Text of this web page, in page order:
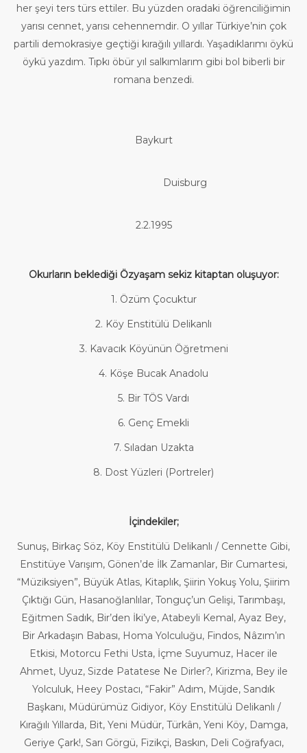
her şeyi ters türs ettiler. Bu yüzden oradaki öğrenciliğimin
yarısı cennet, yarısı cehennemdir. O yıllar Türkiye’nin çok
partili demokrasiye geçtiği kırağılı yıllardı. Yaşadıklarımı öykü
öykü yazdım. Tıpkı öbür yıl salkımlarım gibi bol biberli bir
romana benzedi.
Baykurt
Duisburg
2.2.1995
Okurların beklediği Özyaşam sekiz kitaptan oluşuyor:
1. Özüm Çocuktur
2. Köy Enstitülü Delikanlı
3. Kavacık Köyünün Öğretmeni
4. Köşe Bucak Anadolu
5. Bir TÖS Vardı
6. Genç Emekli
7. Sıladan Uzakta
8. Dost Yüzleri (Portreler)
İçindekiler;
Sunuş, Birkaç Söz, Köy Enstitülü Delikanlı / Cennette Gibi,
Enstitüye Varışım, Gönen’de İlk Zamanlar, Bir Cumartesi,
“Müziksiyen”, Büyük Atlas, Kitaplık, Şiirin Yokuş Yolu, Şiirim
Çıktığı Gün, Hasanoğlanlılar, Tonguç’un Gelişi, Tarımbaşı,
Eğitmen Sadık, Bir’den İki’ye, Atabeyli Kemal, Ayaz Bey,
Bir Arkadaşın Babası, Homa Yolculuğu, Findos, Nâzım’ın
Etkisi, Motorcu Fethi Usta, İçme Suyumuz, Hacer ile
Ahmet, Uyuz, Sizde Patatese Ne Dirler?, Kirizma, Bey ile
Yolculuk, Heey Postacı, “Fakir” Adım, Müjde, Sandık
Başkanı, Müdürümüz Gidiyor, Köy Enstitülü Delikanlı /
Kırağılı Yıllarda, Bit, Yeni Müdür, Türkân, Yeni Köy, Damga,
Geriye Çark!, Sarı Görgü, Fizikçi, Baskın, Deli Coğrafyacı,